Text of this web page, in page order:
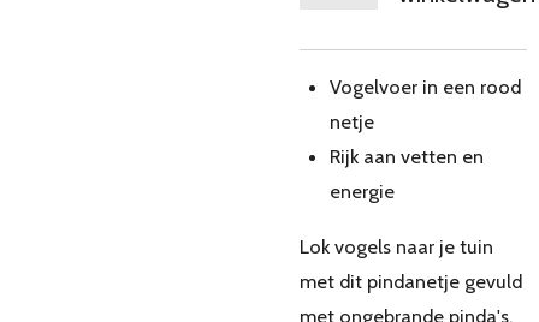
Vogelvoer in een rood
netje
Rijk aan vetten en
energie
Lok vogels naar je tuin
met dit pindanetje gevuld
met ongebrande pinda's.